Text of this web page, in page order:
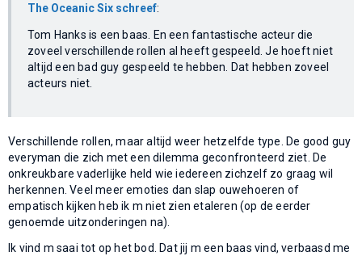
The Oceanic Six schreef:
Tom Hanks is een baas. En een fantastische acteur die
zoveel verschillende rollen al heeft gespeeld. Je hoeft niet
altijd een bad guy gespeeld te hebben. Dat hebben zoveel
acteurs niet.
Verschillende rollen, maar altijd weer hetzelfde type. De good guy
everyman die zich met een dilemma geconfronteerd ziet. De
onkreukbare vaderlijke held wie iedereen zichzelf zo graag wil
herkennen. Veel meer emoties dan slap ouwehoeren of
empatisch kijken heb ik m niet zien etaleren (op de eerder
genoemde uitzonderingen na).
Ik vind m saai tot op het bod. Dat jij m een baas vind, verbaasd me